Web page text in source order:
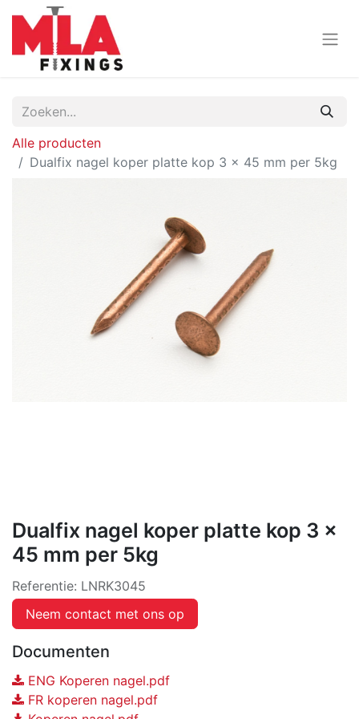
Alle producten
Dualfix nagel koper platte kop 3 x 45 mm per 5kg
Dualfix nagel koper platte kop 3 x
45 mm per 5kg
Referentie: LNRK3045
Neem contact met ons op
Documenten
ENG Koperen nagel.pdf
FR koperen nagel.pdf